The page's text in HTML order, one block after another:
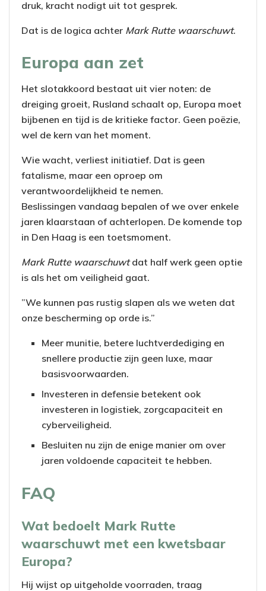
druk, kracht nodigt uit tot gesprek.
Dat is de logica achter Mark Rutte waarschuwt.
Europa aan zet
Het slotakkoord bestaat uit vier noten: de
dreiging groeit, Rusland schaalt op, Europa moet
bijbenen en tijd is de kritieke factor. Geen poëzie,
wel de kern van het moment.
Wie wacht, verliest initiatief. Dat is geen
fatalisme, maar een oproep om
verantwoordelijkheid te nemen.
Beslissingen vandaag bepalen of we over enkele
jaren klaarstaan of achterlopen. De komende top
in Den Haag is een toetsmoment.
Mark Rutte waarschuwtdat half werk geen optie
is als het om veiligheid gaat.
”We kunnen pas rustig slapen als we weten dat
onze bescherming op orde is.”
Meer munitie, betere luchtverdediging en
snellere productie zijn geen luxe, maar
basisvoorwaarden.
Investeren in defensie betekent ook
investeren in logistiek, zorgcapaciteit en
cyberveiligheid.
Besluiten nu zijn de enige manier om over
jaren voldoende capaciteit te hebben.
FAQ
Wat bedoelt Mark Rutte
waarschuwt met een kwetsbaar
Europa?
Hij wijst op uitgeholde voorraden, traag